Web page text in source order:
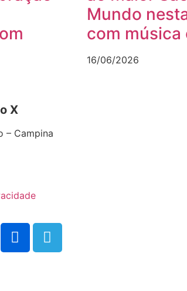
Mundo
com música
16/06/2026
X
– Campina